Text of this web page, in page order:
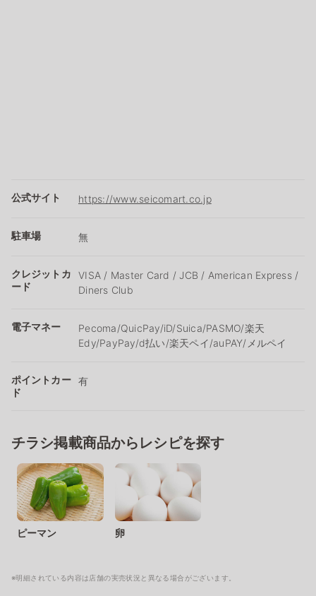
公式サイト https://www.seicomart.co.jp
駐車場 無
クレジットカ
ード
VISA / Master Card / JCB / American Express /
Diners Club
電子マネー
Pecoma/QuicPay/iD/Suica/PASMO/楽天
Edy/PayPay/d払い/楽天ペイ/auPAY/メルペイ
ポイントカー
ド
有
チラシ掲載商品からレシピを探す
ピーマン 卵
※明細されている内容は店舗の実売状況と異なる場合がございます。